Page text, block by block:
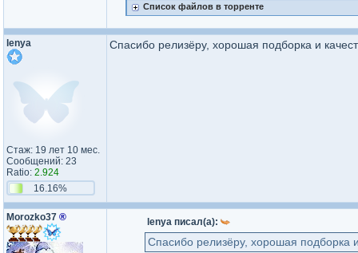
Список файлов в торренте
lenya
Стаж: 19 лет 10 мес.
Сообщений: 23
Ratio: 2.924
16.16%
Спасибо релизёру, хорошая подборка и
Morozko37 ® lenya писал(а):
Спасибо релизёру, хорошая подборка